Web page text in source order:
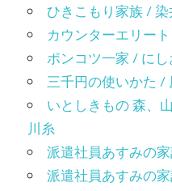
ひきこもり家族 /
カウンターエリー
ポンコツ一家 / に
三千円の使いかた /
いとしきもの 森、
川糸
派遣社員あすみの
派遣社員あすみの